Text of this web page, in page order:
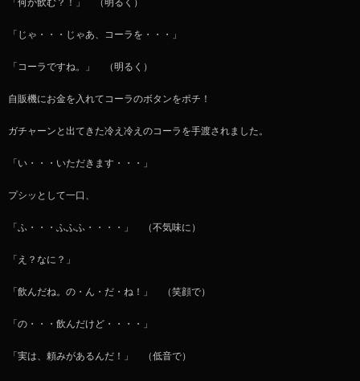
「何か飲む？！」 （明るく）
「じゃ・・・じゃあ、コーラを・・・」
「コーラですね。」 （明るく）
自販機にお金を入れてコーラのボタンをポチ！
ガチャーンと出てきた冷え冷えのコーラを手渡されました。
「い・・・いただきます・・・」
プシッとして一口、
「ふ・・・ふふふ・・・・」 （不気味に）
「え？なに？」
「飲んだね。の・ん・だ・ね！」 （笑顔で）
「の・・・飲んだけど・・・・」
「実は、頼みがあるんだ！」 （低音で）